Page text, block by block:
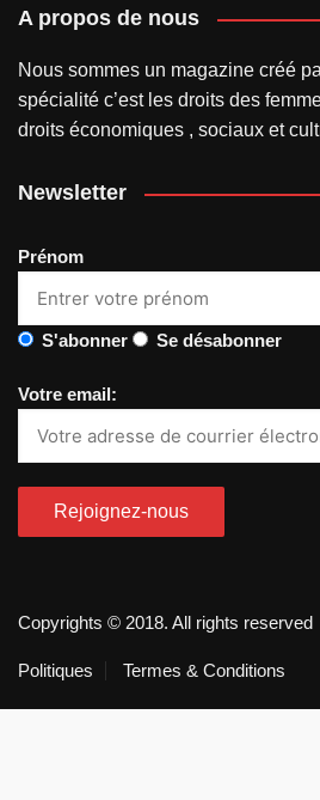
A propos de nous
Nous sommes un magazine créé
spécialité c’est les droits des
droits économiques , sociaux et
Newsletter
Prénom
S'abonner Se désabonner
Votre email:
Copyrights © 2018. All rights reserved
Politiques Termes & Conditions